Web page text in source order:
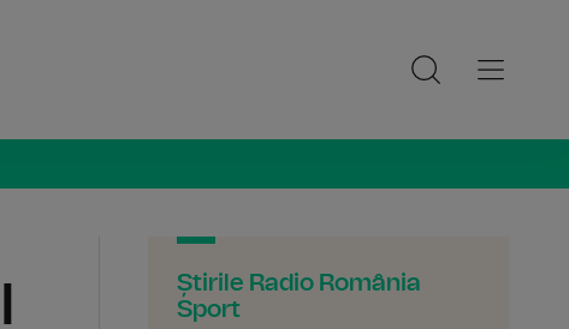
Știrile Radio România
Sport